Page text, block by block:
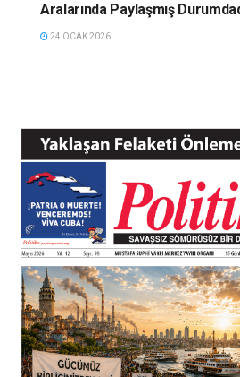
Aralarında Paylaşmış
24 OCAK 2026